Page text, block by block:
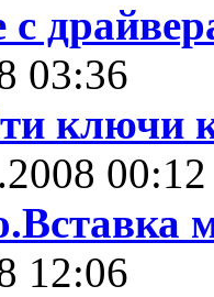
с
03:36
ключи
00:12
12:06